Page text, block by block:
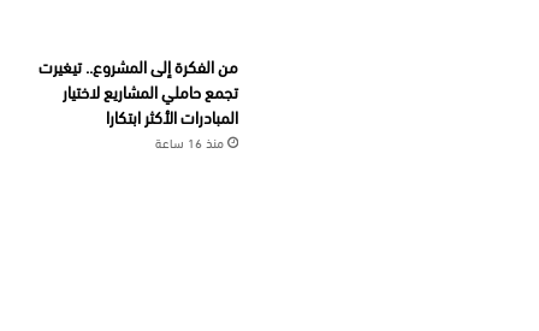
من الفكرة إلى المشروع.. تيغيرت
تجمع حاملي المشاريع لاختيار
المبادرات الأكثر ابتكارا
منذ 16 ساعة